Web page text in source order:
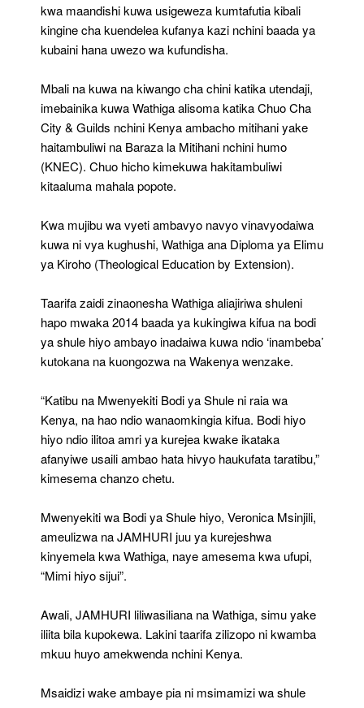
kwa maandishi kuwa usigeweza kumtafutia kibali
kingine cha kuendelea kufanya kazi nchini baada ya
kubaini hana uwezo wa kufundisha.
Mbali na kuwa na kiwango cha chini katika utendaji,
imebainika kuwa Wathiga alisoma katika Chuo Cha
City & Guilds nchini Kenya ambacho mitihani yake
haitambuliwi na Baraza la Mitihani nchini humo
(KNEC). Chuo hicho kimekuwa hakitambuliwi
kitaaluma mahala popote.
Kwa mujibu wa vyeti ambavyo navyo vinavyodaiwa
kuwa ni vya kughushi, Wathiga ana Diploma ya Elimu
ya Kiroho (Theological Education by Extension).
Taarifa zaidi zinaonesha Wathiga aliajiriwa shuleni
hapo mwaka 2014 baada ya kukingiwa kifua na bodi
ya shule hiyo ambayo inadaiwa kuwa ndio ‘inambeba’
kutokana na kuongozwa na Wakenya wenzake.
“Katibu na Mwenyekiti Bodi ya Shule ni raia wa
Kenya, na hao ndio wanaomkingia kifua. Bodi hiyo
hiyo ndio ilitoa amri ya kurejea kwake ikataka
afanyiwe usaili ambao hata hivyo haukufata taratibu,”
kimesema chanzo chetu.
Mwenyekiti wa Bodi ya Shule hiyo, Veronica Msinjili,
ameulizwa na JAMHURI juu ya kurejeshwa
kinyemela kwa Wathiga, naye amesema kwa ufupi,
“Mimi hiyo sijui”.
Awali, JAMHURI liliwasiliana na Wathiga, simu yake
iliita bila kupokewa. Lakini taarifa zilizopo ni kwamba
mkuu huyo amekwenda nchini Kenya.
Msaidizi wake ambaye pia ni msimamizi wa shule